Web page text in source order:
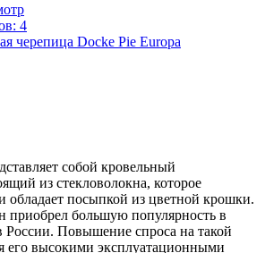
4
черепица Docke Pie Europa
собой кровельный
из стекловолокна, которое
обладает посыпкой из цветной крошки.
приобрел большую популярность в
России. Повышение спроса на такой
его высокими эксплуатационными